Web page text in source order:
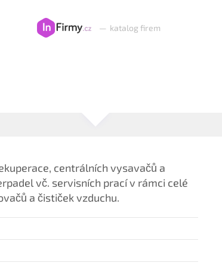
— katalog firem
centrálních vysavačů a
vč. servisních prací v rámci celé
a čističek vzduchu.